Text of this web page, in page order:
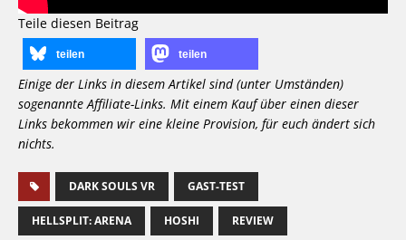
Teile diesen Beitrag
teilen teilen
Einige der Links in diesem Artikel sind (unter Umständen)
sogenannte Affiliate-Links. Mit einem Kauf über einen dieser
Links bekommen wir eine kleine Provision, für euch ändert sich
nichts.
DARK SOULS VR GAST-TEST
HELLSPLIT: ARENA HOSHI REVIEW